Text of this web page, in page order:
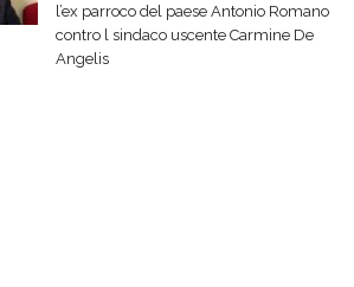
l’ex parroco del paese Antonio Romano
contro l sindaco uscente Carmine De
Angelis